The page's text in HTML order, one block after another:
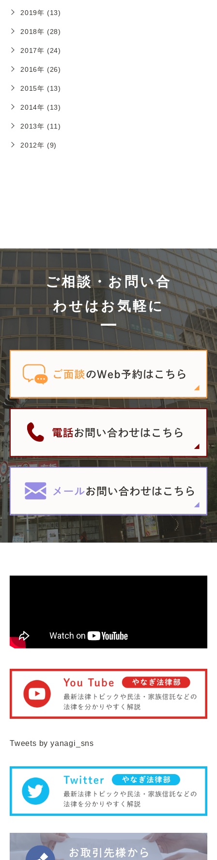
2019年 (13)
2018年 (28)
2017年 (24)
2016年 (26)
2015年 (13)
2014年 (13)
2013年 (11)
2012年 (9)
ご相談・お問い合
わせはお気軽に
Tweets by yanagi_sns